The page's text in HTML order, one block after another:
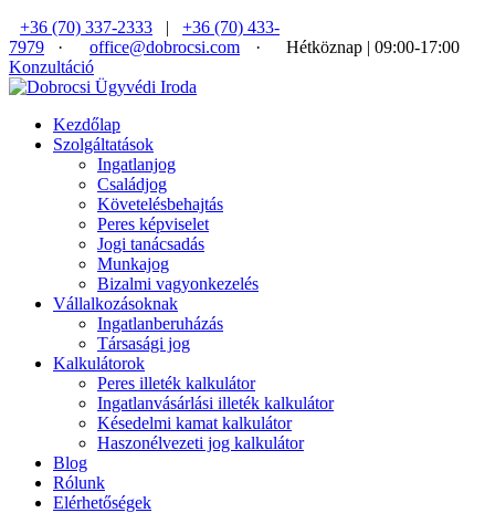
+36 (70) 337-2333
|
+36 (70) 433-
7979
· office@dobrocsi.com ·
Hétköznap | 09:00-17:00
Konzultáció
Kezdőlap
Szolgáltatások
Ingatlanjog
Családjog
Követelésbehajtás
Peres képviselet
Jogi tanácsadás
Munkajog
Bizalmi vagyonkezelés
Vállalkozásoknak
Ingatlanberuházás
Társasági jog
Kalkulátorok
Peres illeték kalkulátor
Ingatlanvásárlási illeték kalkulátor
Késedelmi kamat kalkulátor
Haszonélvezeti jog kalkulátor
Blog
Rólunk
Elérhetőségek